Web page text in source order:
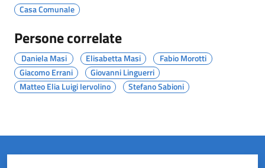
Casa Comunale
Persone correlate
Daniela Masi Elisabetta Masi
Fabio Morotti
Giacomo Errani
Giovanni Linguerri
Matteo Elia Luigi Iervolino
Stefano Sabioni